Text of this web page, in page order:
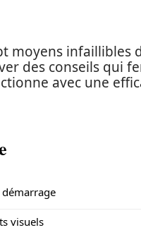
moyens infaillibles
des conseils qui
avec une
visuels